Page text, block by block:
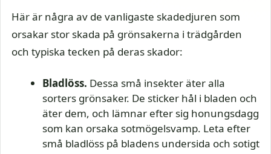
Här är några av de vanligaste skadedjuren som
orsakar stor skada på grönsakerna i trädgården
och typiska tecken på deras skador:
Bladlöss. Dessa små insekter äter alla
sorters grönsaker. De sticker hål i bladen och
äter dem, och lämnar efter sig honungsdagg
som kan orsaka sotmögelsvamp. Leta efter
små bladlöss på bladens undersida och sotigt